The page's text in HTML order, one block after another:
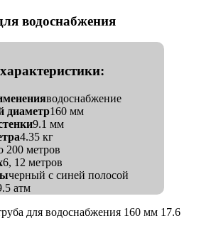
водоснабжения
водоснабжение
диаметр160 мм
9.1 мм
4.35 кг
200 метров
6, 12 метров
черный с синей полосой
атм